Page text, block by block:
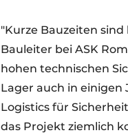
"Kurze Bauzeiten
Bauleiter bei ASK
hohen technischen
Lager auch in
Logistics für
das Projekt ziemlich